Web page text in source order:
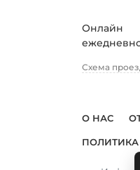
Онлайн
ежедневно
Схема
О НАС